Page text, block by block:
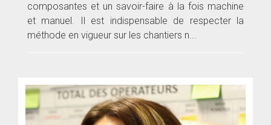
composantes et un savoir-faire à la fois machine
et manuel. Il est indispensable de respecter la
méthode en vigueur sur les chantiers n...